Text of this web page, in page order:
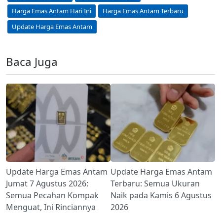
Harga Emas Antam Hari Ini
Harga Emas Antam Terbaru
Update Harga Emas Antam
Baca Juga
Update Harga Emas Antam
Jumat 7 Agustus 2026:
Semua Pecahan Kompak
Menguat, Ini Rinciannya
Update Harga Emas Antam
Terbaru: Semua Ukuran
Naik pada Kamis 6 Agustus
2026